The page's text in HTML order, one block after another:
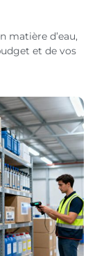
matière d’eau,
et de vos